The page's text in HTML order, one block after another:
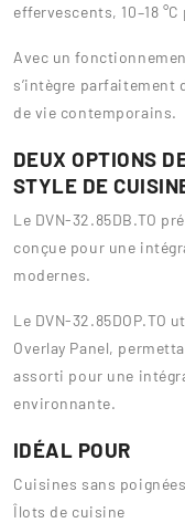
effervescents, 10–18
Avec un
s’intègre parfaitement
de vie contemporains.
DEUX OPTIONS
STYLE DE
Le DVN-32.85DB.TO
conçue pour une
modernes.
Le DVN-32.85DOP.TO
Overlay Panel,
assorti pour une
environnante.
IDÉAL POUR
Cuisines sans poignées
Îlots de cuisine